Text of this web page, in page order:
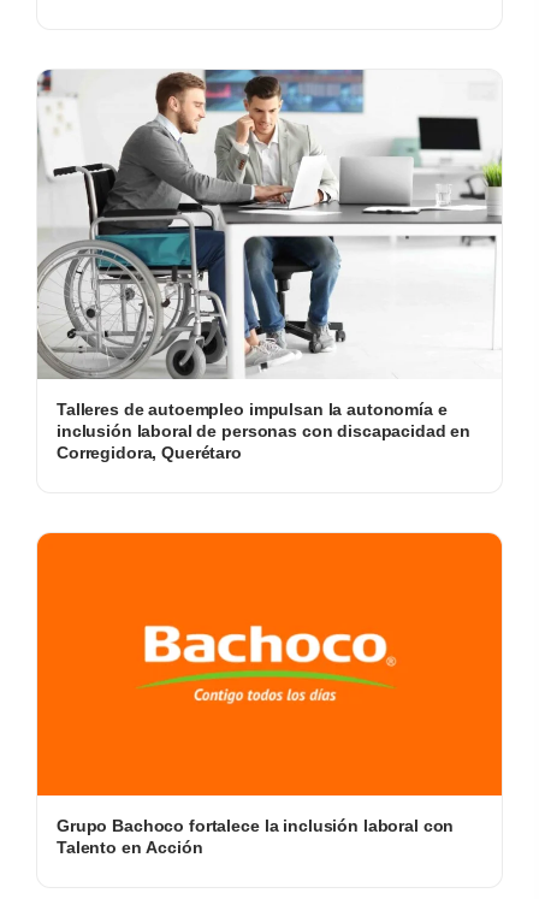
Talleres de autoempleo impulsan la autonomía e
inclusión laboral de personas con discapacidad en
Corregidora, Querétaro
Grupo Bachoco fortalece la inclusión laboral con
Talento en Acción